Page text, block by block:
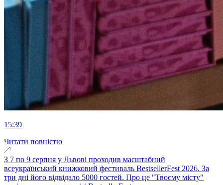
15:39
Читати повністю
З 7 по 9 серпня у Львові проходив масштабний
всеукраїнський книжковий фестиваль BestsellerFest 2026. За
три дні його відвідало 5000 гостей. Про це "Твоєму місту"